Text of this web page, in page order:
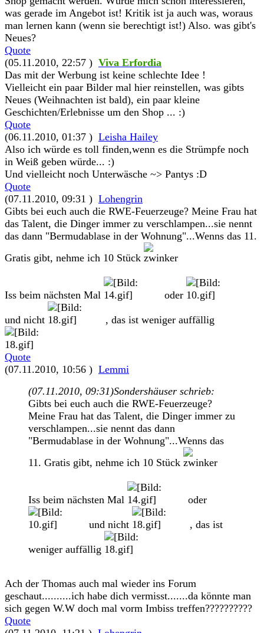
was gerade im Angebot ist! Kritik ist ja auch was, woraus
man lernen kann (wenn sie berechtigt ist!) Also. was gibt's
Neues?
Quote
(05.11.2010, 22:57 ) Viva Erfordia
Das mit der Werbung ist keine schlechte Idee !
Vielleicht ein paar Bilder mal hier reinstellen, was gibts
Neues (Weihnachten ist bald), ein paar kleine
Geschichten/Erlebnisse um den Shop ... :)
Quote
(06.11.2010, 01:37 ) Leisha Hailey
Also ich würde es toll finden,wenn es die Strümpfe noch
in Weiß geben würde... :)
Und vielleicht noch Unterwäsche ~> Pantys :D
Quote
(07.11.2010, 09:31 ) Lohengrin
Gibts bei euch auch die RWE-Feuerzeuge? Meine Frau hat
das Talent, die Dinger immer zu verschlampen...sie nennt
das dann "Bermudablase in der Wohnung"...Wenns das 11.
Gratis gibt, nehme ich 10 Stück
Iss beim nächsten Mal oder
und nicht , das ist weniger auffällig
Quote
(07.11.2010, 10:56 ) Lemmi
(07.11.2010, 09:31)Sondershäuser schrieb:
Gibts bei euch auch die RWE-Feuerzeuge?
Meine Frau hat das Talent, die Dinger immer zu
verschlampen...sie nennt das dann
"Bermudablase in der Wohnung"...Wenns das
11. Gratis gibt, nehme ich 10 Stück
Iss beim nächsten Mal oder
und nicht , das ist
weniger auffällig
Ach der Thomas auch mal wieder ins Forum
geschaut..........ich habe dich vermisst.......da könnte man
sich gegen W.W doch mal vorm Imbiss treffen??????????
Quote